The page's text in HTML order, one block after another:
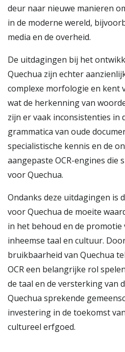
deur naar nieuwe manieren
in de moderne wereld,
media en de overheid.
De uitdagingen bij het
Quechua zijn echter
complexe morfologie en kent
wat de herkenning van
zijn er vaak inconsistenties in
grammatica van oude
specialistische kennis en de
aangepaste OCR-engines die
voor Quechua.
Ondanks deze uitdagingen is
voor Quechua de moeite
in het behoud en de promotie
inheemse taal en cultuur.
bruikbaarheid van Quechua
OCR een belangrijke rol
de taal en de versterking van
Quechua sprekende
investering in de toekomst
cultureel erfgoed.